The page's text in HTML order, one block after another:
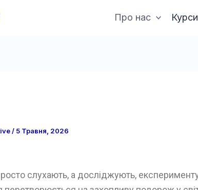
Про нас Курси
/ 5 Травня, 2026
слухають, а досліджують,